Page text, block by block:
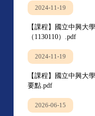
2024-11-19
【課程】國立中興大
（1130110）.pdf
2024-11-19
【課程】國立中興大
要點.pdf
2026-06-15